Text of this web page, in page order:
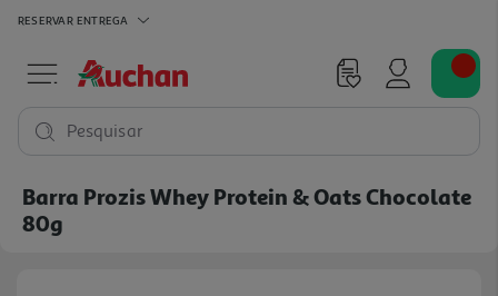
RESERVAR ENTREGA
Pesquisar
Barra Prozis Whey Protein & Oats Chocolate
80g